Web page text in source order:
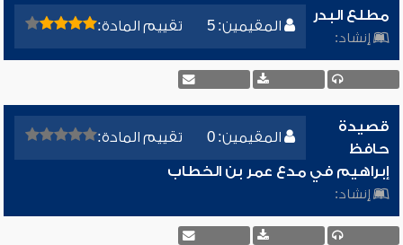
المقيمين: 5 تقييم المادة:
مطلع البدر
إنشاد:
المقيمين: 0 تقييم المادة:
قصيدة
حافظ
إبراهيم في مدع عمر بن الخطاب
إنشاد: